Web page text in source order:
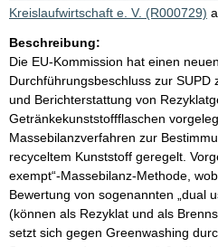
Kreislaufwirtschaft e. V. (R000729)
Beschreibung:
Die EU-Kommission hat einen
Durchführungsbeschluss zur
und Berichterstattung von
Getränkekunststoffflaschen
Massebilanzverfahren zur
recyceltem Kunststoff geregelt.
exempt“-Massebilanz-Methode,
Bewertung von sogenannten „dual
(können als Rezyklat und als
setzt sich gegen Greenwashing